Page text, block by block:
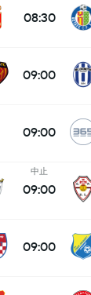
08:30
09:00
09:00
中止
09:00
09:00